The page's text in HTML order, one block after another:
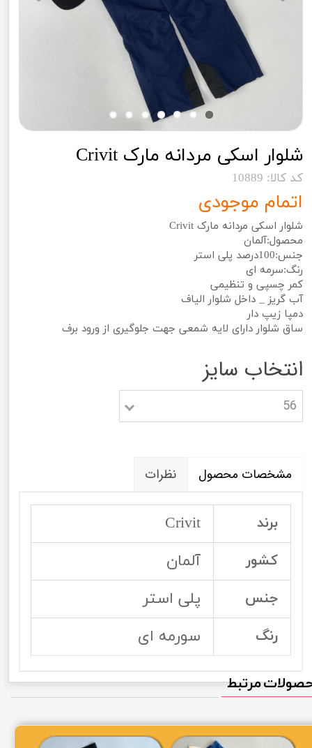
شلوار اسکی مردانه مارک Crivit
کد کالا: 10889
اتمام موجودی
شلوار اسکی مردانه مارک Crivit
محصول:آلمان
جنس:100درصد پلی استر
رنگ:سرمه ای
کمر چسپی و تنظیمی
آب گریز _ داخل شلوار الیاف
دمپا زیپ دار
ساق شلوار دارای لایه شمعی جهت جلوگیری از ورود برف
انتخاب سایز
56
مشخصات محصول نظرات
برند Crivit
کشور آلمان
جنس پلی استر
رنگ سورمه ای
مرتبط